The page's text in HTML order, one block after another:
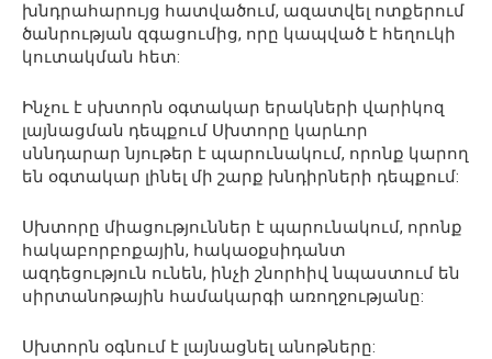
խնդրահարույց հատվածում, ազատվել ոտքերում
ծանրության զգացումից, որը կապված է հեղուկի
կուտակման հետ:
Ինչու է սխտորն օգտակար երակների վարիկոզ
լայնացման դեպքում Սխտորը կարևոր
սննդարար նյութեր է պարունակում, որոնք կարող
են օգտակար լինել մի շարք խնդիրների դեպքում:
Սխտորը միացություններ է պարունակում, որոնք
հակաբորբոքային, հակաօքսիդանտ
ազդեցություն ունեն, ինչի շնորհիվ նպաստում են
սիրտանոթային համակարգի առողջությանը:
Սխտորն օգնում է լայնացնել անոթները: